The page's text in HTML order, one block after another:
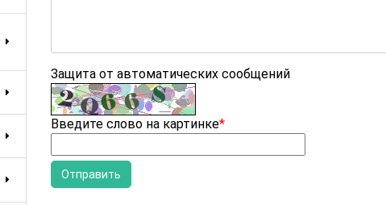
Защита от автоматических сообщений
Введите слово на картинке*